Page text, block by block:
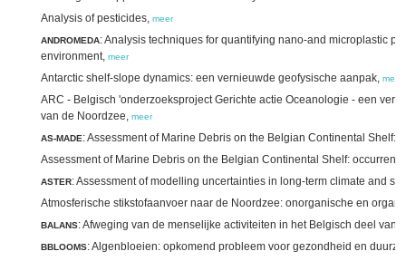
Analysis of pesticides, meer
ANDROMEDA: Analysis techniques for quantifying nano-and microplastic
environment, meer
Antarctic shelf-slope dynamics: een vernieuwde geofysische aanpak, meer
ARC - Belgisch 'onderzoeksproject Gerichte actie Oceanologie - een
van de Noordzee, meer
AS-MADE: Assessment of Marine Debris on the Belgian Continental Shelf:
Assessment of Marine Debris on the Belgian Continental Shelf:
ASTER: Assessment of modelling uncertainties in long-term climate and
Atmosferische stikstofaanvoer naar de Noordzee: onorganische en
BALANS: Afweging van de menselijke activiteiten in het Belgisch deel van
BBLOOMS: Algenbloeien: opkomend probleem voor gezondheid en